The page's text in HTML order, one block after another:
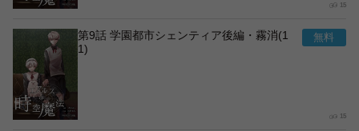
15
第9話 学園都市シェンティア後編・霧消(1
1)
15